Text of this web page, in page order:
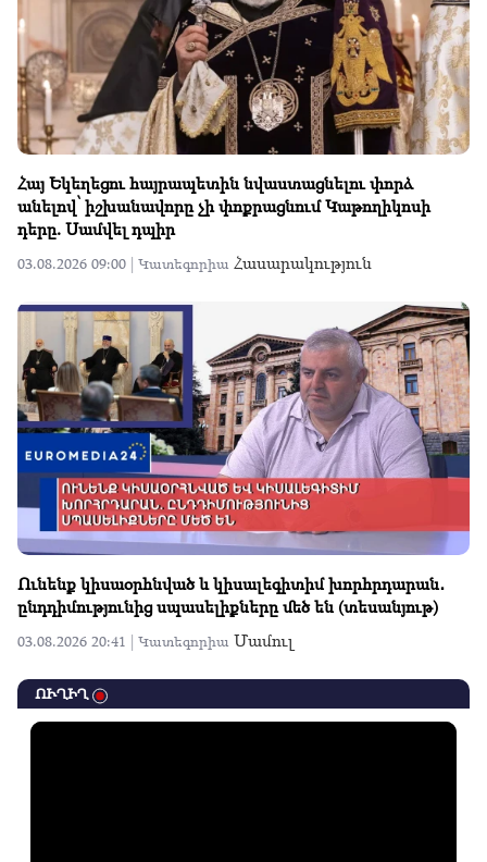
Հայ Եկեղեցու հայրապետին նվաստացնելու փորձ
անելով՝ իշխանավորը չի փոքրացնում Կաթողիկոսի
դերը. Սամվել դպիր
03.08.2026 09:00 | Կատեգորիա Հասարակություն
Ունենք կիսաօրհնված և կիսալեգիտիմ խորհրդարան․
ընդդիմությունից սպասելիքները մեծ են (տեսանյութ)
03.08.2026 20:41 | Կատեգորիա Մամուլ
ՈՒՂԻՂ